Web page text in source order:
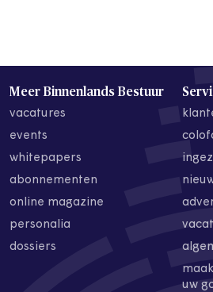
Meer Binnenlands Bestuur
vacatures
events
whitepapers
abonnementen
online magazine
personalia
dossiers
uw